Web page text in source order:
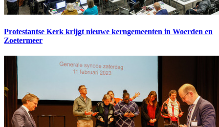
Protestantse Kerk krijgt nieuwe kerngemeenten in Woerden en
Zoetermeer